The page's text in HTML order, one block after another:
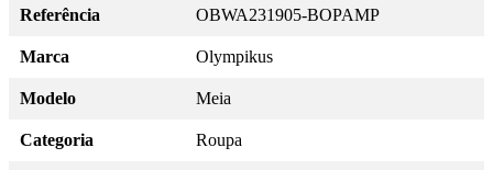
Referência
OBWA231905-BOPAMP
Marca Olympikus
Modelo Meia
Categoria Roupa